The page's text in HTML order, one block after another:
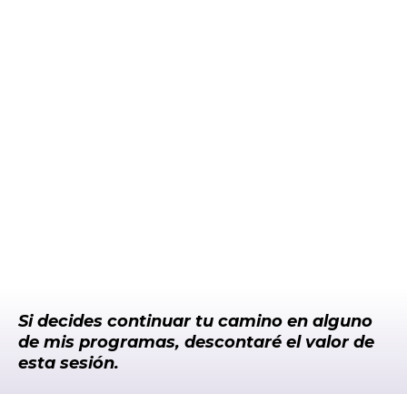
Si decides continuar tu camino en alguno
de mis programas, descontaré el valor de
esta sesión.